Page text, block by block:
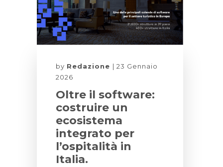
by Redazione
23 Gennaio
2026
Oltre il software:
costruire un
ecosistema
integrato per
l’ospitalità in
Italia.